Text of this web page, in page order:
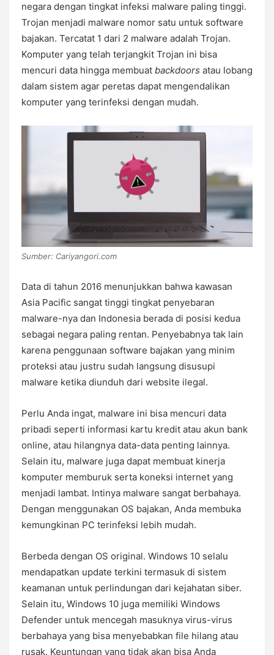
negara dengan tingkat infeksi malware paling tinggi.
Trojan menjadi malware nomor satu untuk software
bajakan. Tercatat 1 dari 2 malware adalah Trojan.
Komputer yang telah terjangkit Trojan ini bisa
mencuri data hingga membuat backdoors atau lobang
dalam sistem agar peretas dapat mengendalikan
komputer yang terinfeksi dengan mudah.
Sumber: Cariyangori.com
Data di tahun 2016 menunjukkan bahwa kawasan
Asia Pacific sangat tinggi tingkat penyebaran
malware-nya dan Indonesia berada di posisi kedua
sebagai negara paling rentan. Penyebabnya tak lain
karena penggunaan software bajakan yang minim
proteksi atau justru sudah langsung disusupi
malware ketika diunduh dari website ilegal.
Perlu Anda ingat, malware ini bisa mencuri data
pribadi seperti informasi kartu kredit atau akun bank
online, atau hilangnya data-data penting lainnya.
Selain itu, malware juga dapat membuat kinerja
komputer memburuk serta koneksi internet yang
menjadi lambat. Intinya malware sangat berbahaya.
Dengan menggunakan OS bajakan, Anda membuka
kemungkinan PC terinfeksi lebih mudah.
Berbeda dengan OS original. Windows 10 selalu
mendapatkan update terkini termasuk di sistem
keamanan untuk perlindungan dari kejahatan siber.
Selain itu, Windows 10 juga memiliki Windows
Defender untuk mencegah masuknya virus-virus
berbahaya yang bisa menyebabkan file hilang atau
rusak. Keuntungan yang tidak akan bisa Anda